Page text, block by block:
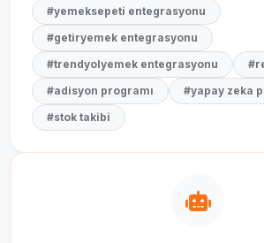
#yemeksepeti entegrasyonu
#getiryemek entegrasyonu
#trendyolyemek entegrasyonu
#adisyon programı
#yapay zeka
#stok takibi